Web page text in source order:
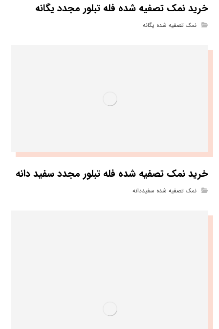
خرید نمک تصفیه شده فله تبلور مجدد یگانه
نمک تصفیه شده یگانه
خرید نمک تصفیه شده فله تبلور مجدد سفید دانه
نمک تصفیه شده سفیددانه